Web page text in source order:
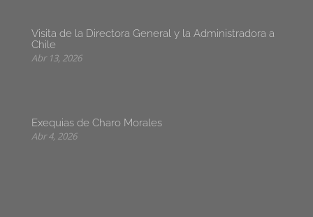
Visita de la Directora General y la Administradora a
Chile
Abr 13, 2026
Exequias de Charo Morales
Abr 4, 2026